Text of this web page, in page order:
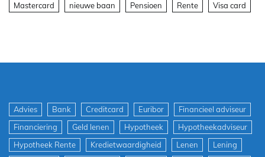
Mastercard
nieuwe baan Pensioen Rente Visa card
Advies Bank Creditcard Euribor
Financieel adviseur
Financiering
Geld lenen Hypotheek
Hypotheekadviseur
Hypotheek Rente
Kredietwaardigheid Lenen
Lening